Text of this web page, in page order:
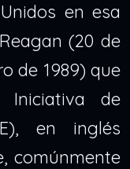
en esa
(20 de
de 1989) que
de
en inglés
comúnmente